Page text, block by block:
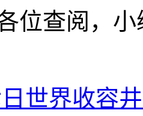
位查阅，
世界收容